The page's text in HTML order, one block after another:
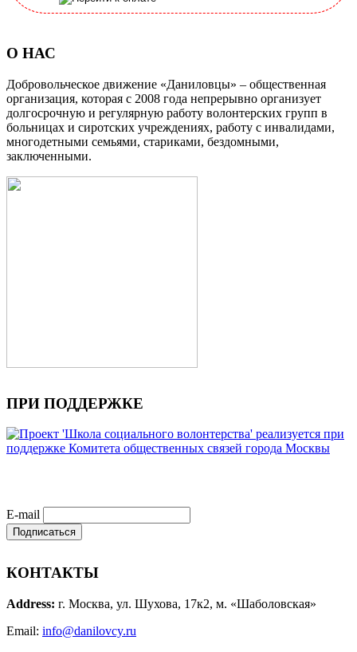
О НАС
Добровольческое движение «Даниловцы» – общественная
организация, которая с 2008 года непрерывно организует
долгосрочную и регулярную работу волонтерских групп в
больницах и сиротских учреждениях, работу с инвалидами,
многодетными семьями, стариками, бездомными,
заключенными.
ПРИ ПОДДЕРЖКЕ
E-mail
КОНТАКТЫ
Address: г. Москва, ул. Шухова, 17к2, м. «Шаболовская»
Email: info@danilovcy.ru